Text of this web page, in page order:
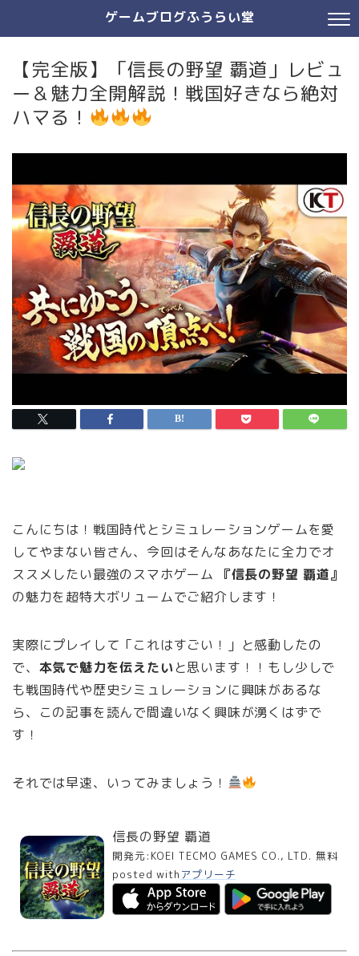
ゲームブログふうらい堂
【完全版】「信長の野望 覇道」レビュ
ー＆魅力全開解説！戦国好きなら絶対
ハマる！
こんにちは！戦国時代とシミュレーションゲームを愛
してやまない皆さん、今回はそんなあなたに全力でオ
ススメしたい最強のスマホゲーム
『信長の野望 覇道』
の魅力を超特大ボリュームでご紹介します！
実際にプレイして「これはすごい！」と感動したの
で、 本気で魅力を伝えたいと思います！！もし少しで
も戦国時代や歴史シミュレーションに興味があるな
ら、この記事を読んで間違いなく興味が湧くはずで
す！
それでは早速、いってみましょう！
信長の野望 覇道
開発元: KOEI TECMO GAMES CO., LTD. 無料
posted with アプリーチ